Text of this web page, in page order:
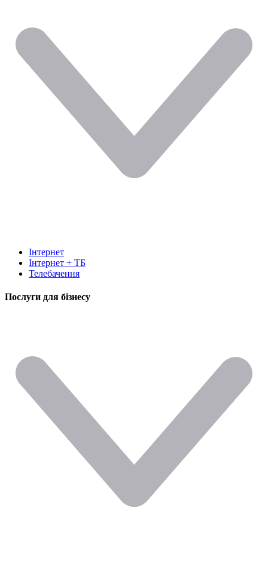
Інтернет
Інтернет + ТБ
Телебачення
Послуги для бізнесу